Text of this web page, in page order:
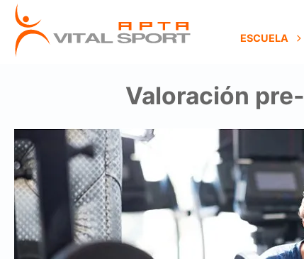
ESCUELA
Valoración